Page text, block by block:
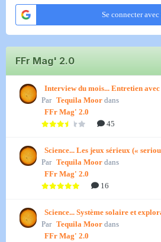
Se connecter
FFr Mag' 2.0
Interview du mois... Entretien
Par Tequila Moor dans
FFr Mag' 2.0
45
Science... Les jeux sérieux («
Par Tequila Moor dans
FFr Mag' 2.0
16
Science... Système solaire et
Par Tequila Moor dans
FFr Mag' 2.0